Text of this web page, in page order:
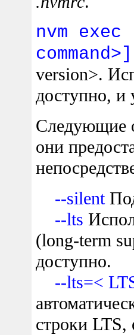
nvm
command>]
version>.
доступно, и
Следующие
они
--silent
--lts
(long-term
доступно.
--lts=<
строки LTS,